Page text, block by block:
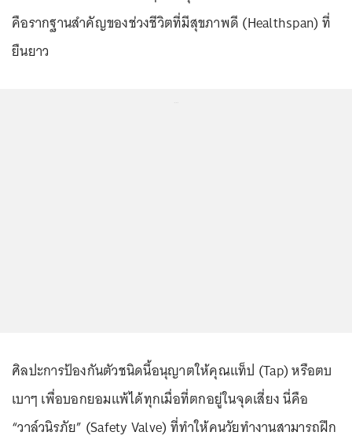
คือรากฐานสำคัญของช่วงชีวิตที่มีสุขภาพดี (Healthspan) ที่
ยืนยาว
ศิลปะการป้องกันตัวชนิดนี้อนุญาตให้คุณแท็ป (Tap) หรือตบ
เบาๆ เพื่อบอกยอมแพ้ได้ทุกเมื่อที่ตกอยู่ในจุดเสี่ยง นี่คือ
“วาล์วนิรภัย” (Safety Valve) ที่ทำให้คนวัยทำงานสามารถฝึก